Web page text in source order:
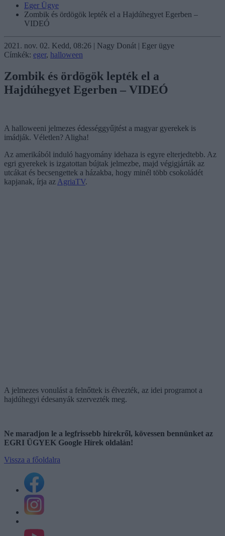
Eger Ügye
Zombik és ördögök lepték el a Hajdúhegyet Egerben –
VIDEÓ
2021. nov. 02. Kedd, 08:26 | Nagy Donát | Eger ügye
Címkék: eger, halloween
Zombik és ördögök lepték el a
Hajdúhegyet Egerben – VIDEÓ
A halloweeni jelmezes édességgyűjtést a magyar gyerekek is
imádják. Véletlen? Aligha!
Az amerikából induló hagyomány idehaza is egyre elterjedtebb. Az
egri gyerekek is izgatottan bújtak jelmezbe, majd végigjárták az
utcákat és becsengettek a házakba, hogy minél több csokoládét
kapjanak, írja az AgriaTV.
A jelmezes vonulást a felnőttek is élvezték, az idei programot a
hajdúhegyi édesanyák szervezték meg.
Ne maradjon le a legfrissebb hírekről, kövessen bennünket az
EGRI ÜGYEK Google Hírek oldalán!
Vissza a főoldalra